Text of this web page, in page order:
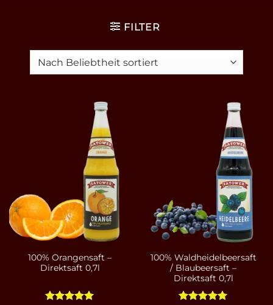
FILTER
100% Orangensaft –
Direktsaft 0,7l
100% Waldheidelbeersaft
/ Blaubeersaft –
Direktsaft 0,7l